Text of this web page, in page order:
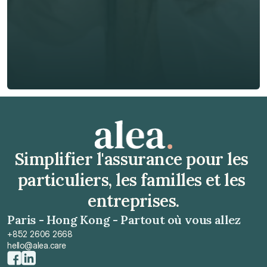
Obtenir un devis gratuit
Simplifier l'assurance pour les
particuliers, les familles et les
entreprises.
Paris - Hong Kong - Partout où vous allez
+852 2606 2668
hello@alea.care